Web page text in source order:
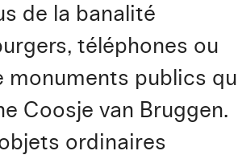
de la banalité
téléphones ou
publics
Coosje van Bruggen.
ordinaires